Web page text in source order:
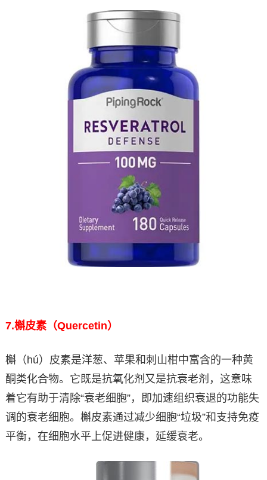
7.槲皮素（Quercetin）
槲（hú）皮素是洋葱、苹果和刺山柑中富含的一种黄
酮类化合物。它既是抗氧化剂又是抗衰老剂，这意味
着它有助于清除“衰老细胞”，即加速组织衰退的功能失
调的衰老细胞。槲皮素通过减少细胞“垃圾”和支持免疫
平衡，在细胞水平上促进健康，延缓衰老。